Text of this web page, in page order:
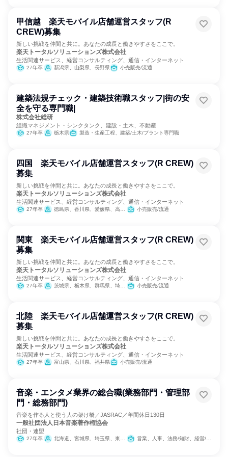
甲信越 楽天モバイル店舗運営スタッフ(R
CREW)募集
新しい挑戦を仲間と共に。あなたの成長と働きやすさをここで。
楽天トータルソリューションズ株式会社
生活関連サービス、経営コンサルティング、通信・インターネット
27年卒 新潟県、山梨県、長野県 小売販売/流通
建築法規チェック・建築技術職スタッフ|街の安
全を守る専門職|
株式会社総研
組織マネジメント・シンクタンク、建設・土木、不動産
27年卒 栃木県 製造・生産工程、建築/土木/プラント専門職
四国 楽天モバイル店舗運営スタッフ(R CREW)
募集
新しい挑戦を仲間と共に。あなたの成長と働きやすさをここで。
楽天トータルソリューションズ株式会社
生活関連サービス、経営コンサルティング、通信・インターネット
27年卒 徳島県、香川県、愛媛県、高知県 小売販売/流通
関東 楽天モバイル店舗運営スタッフ(R CREW)
募集
新しい挑戦を仲間と共に。あなたの成長と働きやすさをここで。
楽天トータルソリューションズ株式会社
生活関連サービス、経営コンサルティング、通信・インターネット
27年卒 茨城県、栃木県、群馬県、埼玉県、千葉県、東京都、神奈川県 小売販売/流通
北陸 楽天モバイル店舗運営スタッフ(R CREW)
募集
新しい挑戦を仲間と共に。あなたの成長と働きやすさをここで。
楽天トータルソリューションズ株式会社
生活関連サービス、経営コンサルティング、通信・インターネット
27年卒 富山県、石川県、福井県 小売販売/流通
音楽・エンタメ業界の総合職(業務部門・管理部
門・総務部門)
音楽を作る人と使う人の架け橋／JASRAC／年間休日130日
一般社団法人日本音楽著作権協会
社団・連盟
27年卒 北海道、宮城県、埼玉県、東京都、神奈川県、石川県、静岡県、愛知県、京都府、大阪府、広島県、香川県、福岡県、沖縄県 営業、人事、法務/知財、経営/事業企画、出版/メディア/芸能/エンタメ専門職